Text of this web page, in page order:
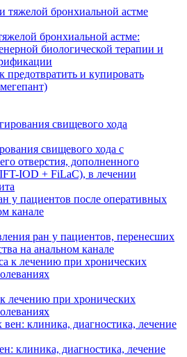
бронхиальной астме:
биологической терапии и
свищевого хода с
отверстия, дополненного
IOD + FiLaC), в лечении
ран у пациентов, перенесших
на анальном канале
лечению при хронических
клиника, диагностика, лечение